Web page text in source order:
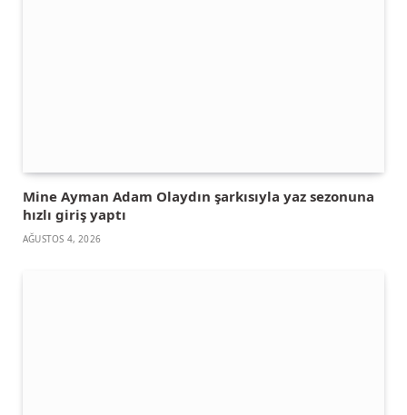
Mine Ayman Adam Olaydın şarkısıyla yaz sezonuna
hızlı giriş yaptı
AĞUSTOS 4, 2026